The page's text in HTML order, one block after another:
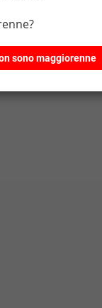
sono maggiorenne